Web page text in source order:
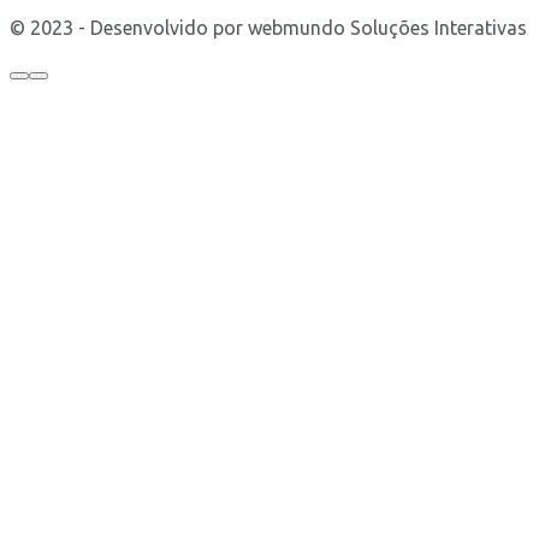
© 2023 - Desenvolvido por webmundo Soluções Interativas